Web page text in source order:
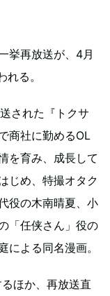
挙再放送が、4月
る。
された『トクサ
商社に勤めるOL
を育み、成長して
じめ、特撮オタク
役の木南晴夏、小
「任侠さん」役の
よる同名漫画。
ほか、再放送直